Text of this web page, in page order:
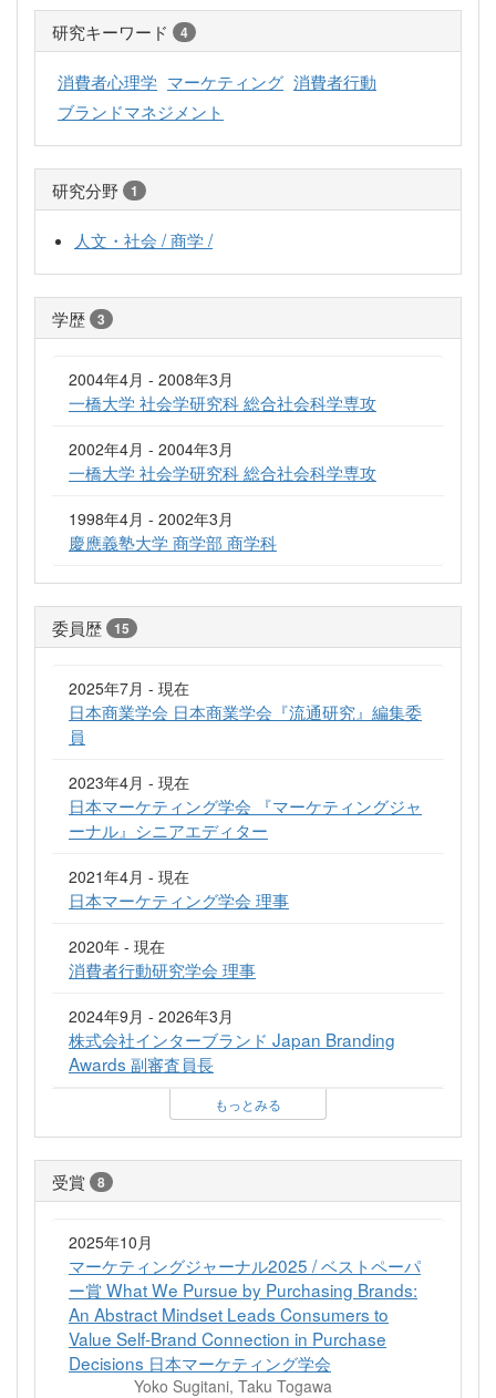
研究キーワード 4
消費者心理学 マーケティング 消費者行動
ブランドマネジメント
研究分野 1
人文・社会 / 商学 /
学歴 3
2004年4月 - 2008年3月
一橋大学 社会学研究科 総合社会科学専攻
2002年4月 - 2004年3月
一橋大学 社会学研究科 総合社会科学専攻
1998年4月 - 2002年3月
慶應義塾大学 商学部 商学科
委員歴 15
2025年7月 - 現在
日本商業学会 日本商業学会『流通研究』編集委
員
2023年4月 - 現在
日本マーケティング学会 『マーケティングジャ
ーナル』シニアエディター
2021年4月 - 現在
日本マーケティング学会 理事
2020年 - 現在
消費者行動研究学会 理事
2024年9月 - 2026年3月
株式会社インターブランド Japan Branding
Awards 副審査員長
もっとみる
受賞 8
2025年10月
マーケティングジャーナル2025 / ベストペーパ
ー賞 What We Pursue by Purchasing Brands:
An Abstract Mindset Leads Consumers to
Value Self-Brand Connection in Purchase
Decisions 日本マーケティング学会
Yoko Sugitani, Taku Togawa